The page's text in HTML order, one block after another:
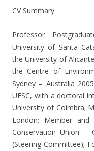
CV Summary
Professor
University of Santa
the University of
the Centre of
Sydney – Australia
UFSC, with a doctoral
University of Coimbra;
London; Member
Conservation Union –
(Steering Committee);